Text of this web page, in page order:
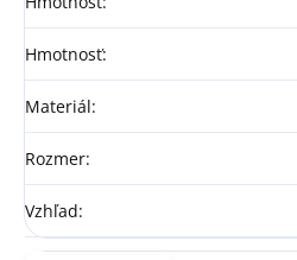
Hmotnosť:
Materiál:
Rozmer:
Vzhľad: